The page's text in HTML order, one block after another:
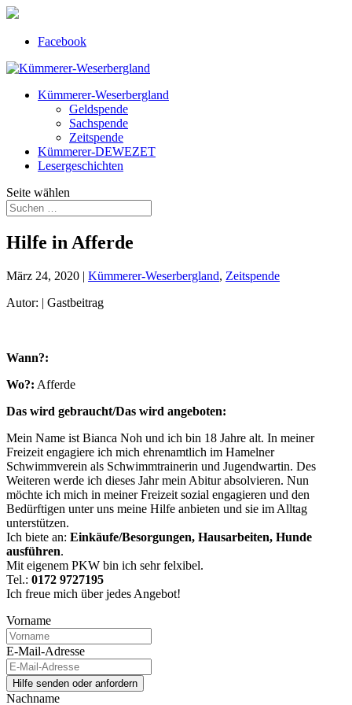
Facebook
Kümmerer-Weserbergland
Geldspende
Sachspende
Zeitspende
Kümmerer-DEWEZET
Lesergeschichten
Seite wählen
Hilfe in Afferde
März 24, 2020 | Kümmerer-Weserbergland, Zeitspende
Autor: | Gastbeitrag
Wann?:
Wo?: Afferde
Das wird gebraucht/Das wird angeboten:
Mein Name ist Bianca Noh und ich bin 18 Jahre alt. In meiner
Freizeit engagiere ich mich ehrenamtlich im Hamelner
Schwimmverein als Schwimmtrainerin und Jugendwartin. Des
Weiteren werde ich dieses Jahr mein Abitur absolvieren. Nun
möchte ich mich in meiner Freizeit sozial engagieren und den
Bedürftigen unter uns meine Hilfe anbieten und sie im Alltag
unterstützen.
Ich biete an: Einkäufe/Besorgungen, Hausarbeiten, Hunde
ausführen.
Mit eigenem PKW bin ich sehr felxibel.
Tel.: 0172 9727195
Ich freue mich über jedes Angebot!
Vorname
E-Mail-Adresse
Nachname